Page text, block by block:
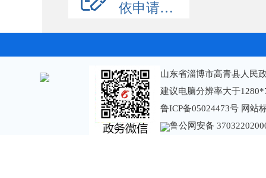
依申请公开
山东省淄博市高青县人民
建议电脑分辨率大于
鲁ICP备05024473号 网站
鲁公网安备